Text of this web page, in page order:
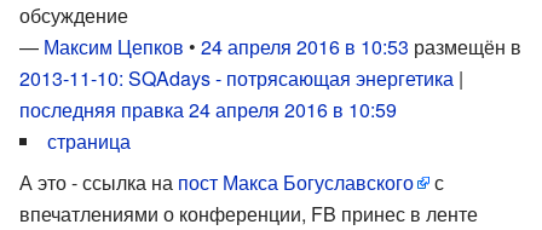
обсуждение
— Максим Цепков • 24 апреля 2016 в 10:53 размещён в
2013-11-10: SQAdays - потрясающая энергетика |
последняя правка 24 апреля 2016 в 10:59
страница
А это - ссылка на пост Макса Богуславского
с
впечатлениями о конференции, FB принес в ленте